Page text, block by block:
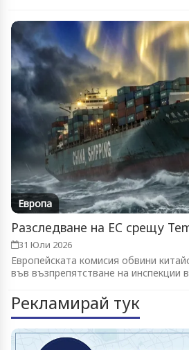
Европа
Разследване на ЕС срещу
31 Юли 2026
Европейската комисия обвини
във възпрепятстване на инспекции
Рекламирай тук